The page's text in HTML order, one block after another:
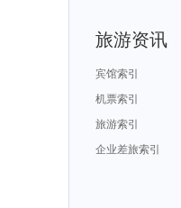
旅游资讯
宾馆索引
机票索引
旅游索引
企业差旅索引